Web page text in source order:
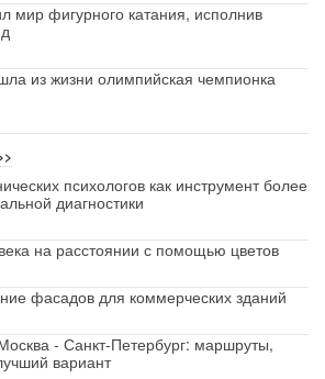
мир фигурного катания, исполнив
из жизни олимпийская чемпионка
психологов как инструмент более
диагностики
на расстоянии с помощью цветов
фасадов для коммерческих зданий
- Санкт-Петербург: маршруты,
вариант